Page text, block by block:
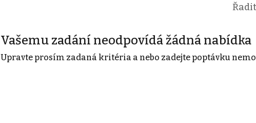
Vašemu zadání neodpovídá žádná nabídka
Upravte prosím zadaná kritéria a nebo zadejte poptávku